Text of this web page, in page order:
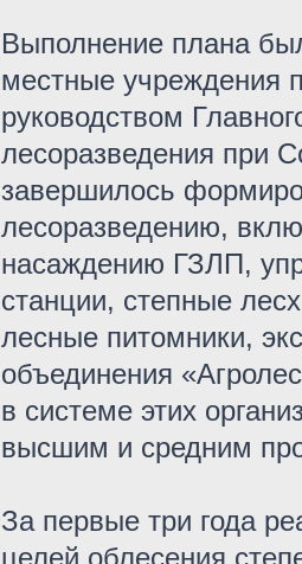
Выполнение плана
местные учреждения
руководством
лесоразведения при
завершилось
лесоразведению,
насаждению ГЗЛП,
станции, степные
лесные питомники,
объединения
в системе этих
высшим и средним
За первые три года
целей облесения